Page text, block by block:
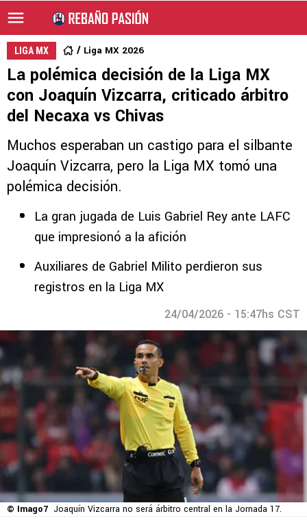
LIGA MX Liga MX 2026
La polémica decisión de la Liga MX
con Joaquín Vizcarra, criticado árbitro
del Necaxa vs Chivas
Muchos esperaban un castigo para el silbante
Joaquín Vizcarra, pero la Liga MX tomó una
polémica decisión.
La gran jugada de Luis Gabriel Rey ante LAFC
que impresionó a la afición
Auxiliares de Gabriel Milito perdieron sus
registros en la Liga MX
24/04/2026 - 15:47hs CST
© Imago7 Joaquín Vizcarra no será árbitro central en la Jornada 17.